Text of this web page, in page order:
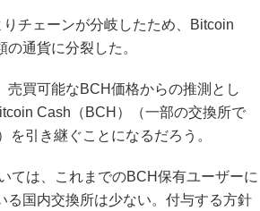
チェーンが分岐したため、Bitcoin
通貨に分裂した。
買可能なBCH価格からの推測とし
Cash（BCH）（一部の交換所で
引き継ぐことになるだろう。
は、これまでのBCH保有ユーザーに
国内交換所は少ない。付与する方針